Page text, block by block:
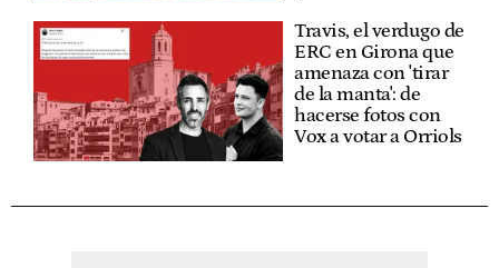
Travis, el verdugo de
ERC en Girona que
amenaza con 'tirar
de la manta': de
hacerse fotos con
Vox a votar a Orriols